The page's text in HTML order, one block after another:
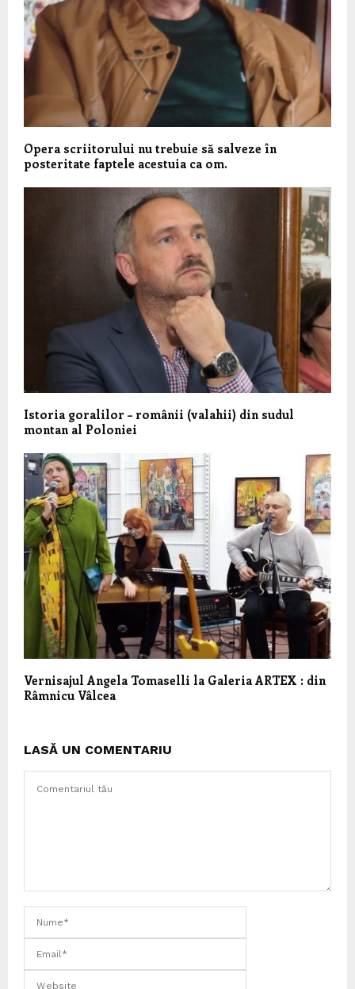
Opera scriitorului nu trebuie să salveze în
posteritate faptele acestuia ca om.
Istoria goralilor – românii (valahii) din sudul
montan al Poloniei
Vernisajul Angela Tomaselli la Galeria ARTEX : din
Râmnicu Vâlcea
LASĂ UN COMENTARIU